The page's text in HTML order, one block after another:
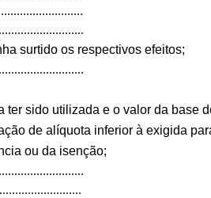
surtido os respectivos efeitos;
sido utilizada e o valor da base
de alíquota inferior à exigida
ou da isenção;